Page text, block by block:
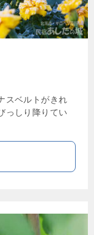
スベルトがきれ
っしり降りてい